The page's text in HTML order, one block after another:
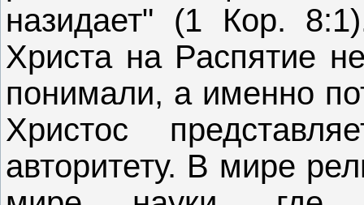
назидает" (1 Кор.
Христа на Распятие
понимали, а именно
Христос
авторитету. В мире